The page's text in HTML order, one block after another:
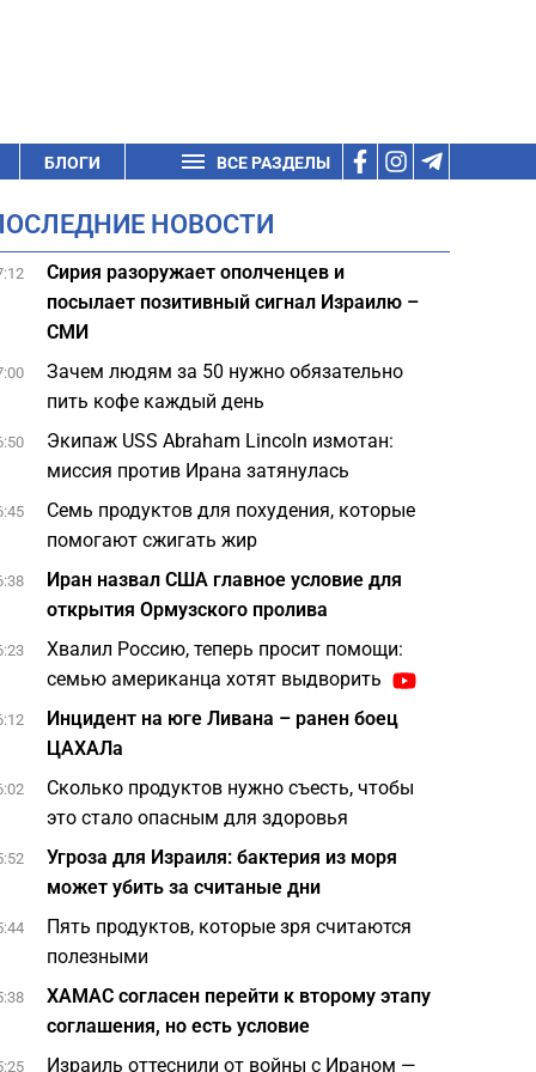
БЛОГИ ВСЕ РАЗДЕЛЫ
НОВОСТИ
Сирия разоружает ополченцев и
посылает позитивный сигнал Израилю –
СМИ
Зачем людям за 50 нужно обязательно
пить кофе каждый день
Экипаж USS Abraham Lincoln измотан:
миссия против Ирана затянулась
Семь продуктов для похудения, которые
помогают сжигать жир
Иран назвал США главное условие для
открытия Ормузского пролива
Хвалил Россию, теперь просит помощи:
семью американца хотят выдворить
Инцидент на юге Ливана – ранен боец
ЦАХАЛа
Сколько продуктов нужно съесть, чтобы
это стало опасным для здоровья
Угроза для Израиля: бактерия из моря
может убить за считаные дни
Пять продуктов, которые зря считаются
полезными
ХАМАС согласен перейти к второму этапу
соглашения, но есть условие
Израиль оттеснили от войны с Ираном —